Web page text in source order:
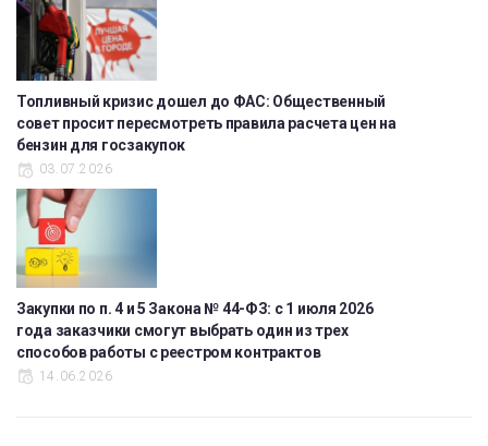
Топливный кризис дошел до ФАС: Общественный
совет просит пересмотреть правила расчета цен на
бензин для госзакупок
03.07.2026
Закупки по п. 4 и 5 Закона № 44-ФЗ: с 1 июля 2026
года заказчики смогут выбрать один из трех
способов работы с реестром контрактов
14.06.2026